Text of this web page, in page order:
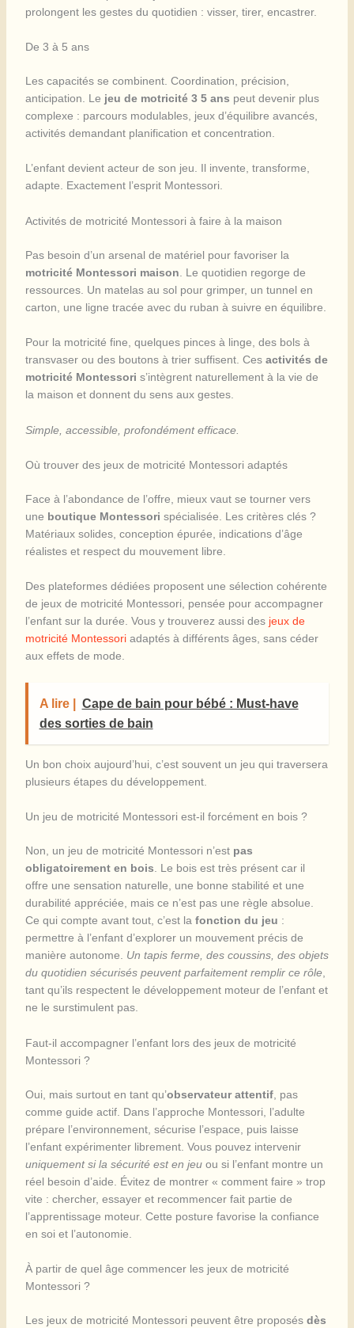
prolongent les gestes du quotidien : visser, tirer, encastrer.
De 3 à 5 ans
Les capacités se combinent. Coordination, précision,
anticipation. Le jeu de motricité 3 5 ans peut devenir plus
complexe : parcours modulables, jeux d’équilibre avancés,
activités demandant planification et concentration.
L’enfant devient acteur de son jeu. Il invente, transforme,
adapte. Exactement l’esprit Montessori.
Activités de motricité Montessori à faire à la maison
Pas besoin d’un arsenal de matériel pour favoriser la
motricité Montessori maison . Le quotidien regorge de
ressources. Un matelas au sol pour grimper, un tunnel en
carton, une ligne tracée avec du ruban à suivre en équilibre.
Pour la motricité fine, quelques pinces à linge, des bols à
transvaser ou des boutons à trier suffisent. Ces activités de
motricité Montessori s’intègrent naturellement à la vie de
la maison et donnent du sens aux gestes.
Simple, accessible, profondément efficace.
Où trouver des jeux de motricité Montessori adaptés
Face à l’abondance de l’offre, mieux vaut se tourner vers
une boutique Montessori spécialisée. Les critères clés ?
Matériaux solides, conception épurée, indications d’âge
réalistes et respect du mouvement libre.
Des plateformes dédiées proposent une sélection cohérente
de jeux de motricité Montessori, pensée pour accompagner
l’enfant sur la durée. Vous y trouverez aussi des jeux de
motricité Montessoriadaptés à différents âges, sans céder
aux effets de mode.
A lire |
Cape de bain pour bébé : Must-have
des sorties de bain
Un bon choix aujourd’hui, c’est souvent un jeu qui traversera
plusieurs étapes du développement.
Un jeu de motricité Montessori est-il forcément en bois ?
Non, un jeu de motricité Montessori n’est pas
obligatoirement en bois . Le bois est très présent car il
offre une sensation naturelle, une bonne stabilité et une
durabilité appréciée, mais ce n’est pas une règle absolue.
Ce qui compte avant tout, c’est la fonction du jeu :
permettre à l’enfant d’explorer un mouvement précis de
manière autonome. Un tapis ferme, des coussins, des objets
du quotidien sécurisés peuvent parfaitement remplir ce rôle,
tant qu’ils respectent le développement moteur de l’enfant et
ne le surstimulent pas.
Faut-il accompagner l’enfant lors des jeux de motricité
Montessori ?
Oui, mais surtout en tant qu’observateur attentif, pas
comme guide actif. Dans l’approche Montessori, l’adulte
prépare l’environnement, sécurise l’espace, puis laisse
l’enfant expérimenter librement. Vous pouvez intervenir
uniquement si la sécurité est en jeu ou si l’enfant montre un
réel besoin d’aide. Évitez de montrer « comment faire » trop
vite : chercher, essayer et recommencer fait partie de
l’apprentissage moteur. Cette posture favorise la confiance
en soi et l’autonomie.
À partir de quel âge commencer les jeux de motricité
Montessori ?
Les jeux de motricité Montessori peuvent être proposés dès